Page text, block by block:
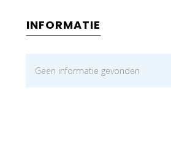
INFORMATIE
Geen informatie gevonden